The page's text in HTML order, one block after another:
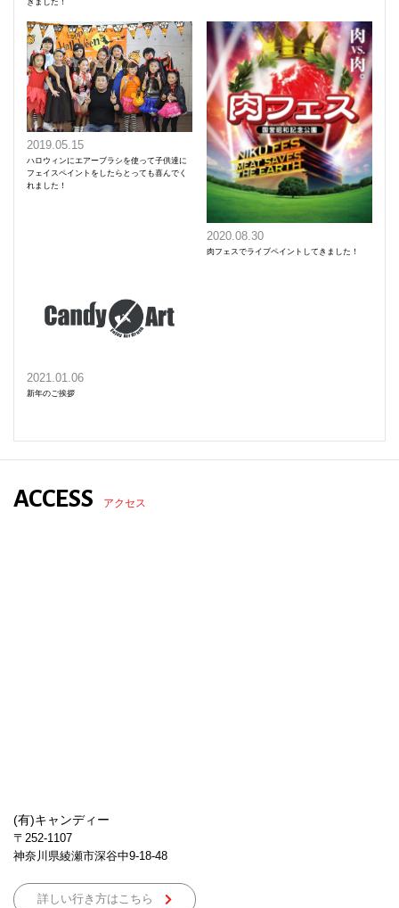
2019.05.15
ハロウィンにエアーブラシを使って子供達に
フェイスペイントをしたらとっても喜んでく
れました！
2020.08.30
肉フェスでライブペイントしてきました！
2021.01.06
新年のご挨拶
ACCESS アクセス
(有)キャンディー
〒252-1107
神奈川県綾瀬市深谷中9-18-48
詳しい行き方はこちら